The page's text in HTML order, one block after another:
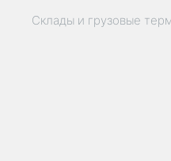
Склады и грузовые